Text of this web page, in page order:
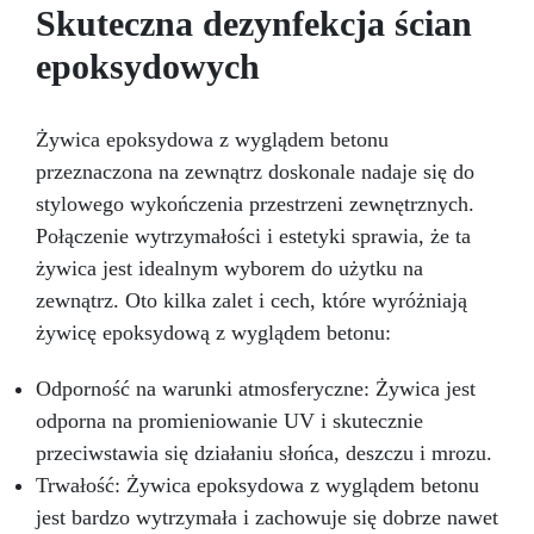
kuchennego lub roboczego, który nie tylko
wiernie naśladuje naturalny granit, ale także
oferuje trwałą i łatwą do utrzymania
powierzchnię. Dzięki zestawowi efekt granitu
przestrzenie z elegancją i stylem, dodając
nieocenioną wartość swojemu domowi.
się rozwiązanie podłogowe charakteryzuje się
doskonałą odpornością na duży ruch pieszy i
samochodowy. Idealna zarówno dla
majsterkowiczów / użytkowników domowych,
aplikacji, powierzchnia nadaje się do
ponownego użytku w ciągu 24 godzin.
Przezroczysty, samopoziomujący, odporny na
promieniowanie UV system epoksydowy, który
tworzy twardą i błyszczącą warstwę ochronną
dla odlewów o grubości do 1cm. Powierzchnia
jest idealnie gładka i odporna na wilgoć.
Bezrozpuszczalnikowa i bezzapachowa żywica
epoksydowa. Niska wrażliwość na wilgoć
atmosferycznych. Idealna do każdego typu
podłóg: – garażowe podłogi epoksydowe –
fabryczne podłogi epoksydowe – domowe
podłogi epoksydowe 3D – kwasoodporne
podłogi epoksydowe Zastosowanie: –
garażowe podłogi epoksydowe, fabryczne
Skuteczna dezynfekcja ścian
epoksydowych
Żywica epoksydowa z wyglądem betonu
przeznaczona na zewnątrz doskonale nadaje się do
stylowego wykończenia przestrzeni zewnętrznych.
Połączenie wytrzymałości i estetyki sprawia, że ta
żywica jest idealnym wyborem do użytku na
zewnątrz. Oto kilka zalet i cech, które wyróżniają
żywicę epoksydową z wyglądem betonu:
Odporność na warunki atmosferyczne: Żywica jest
odporna na promieniowanie UV i skutecznie
przeciwstawia się działaniu słońca, deszczu i mrozu.
Trwałość: Żywica epoksydowa z wyglądem betonu
jest bardzo wytrzymała i zachowuje się dobrze nawet